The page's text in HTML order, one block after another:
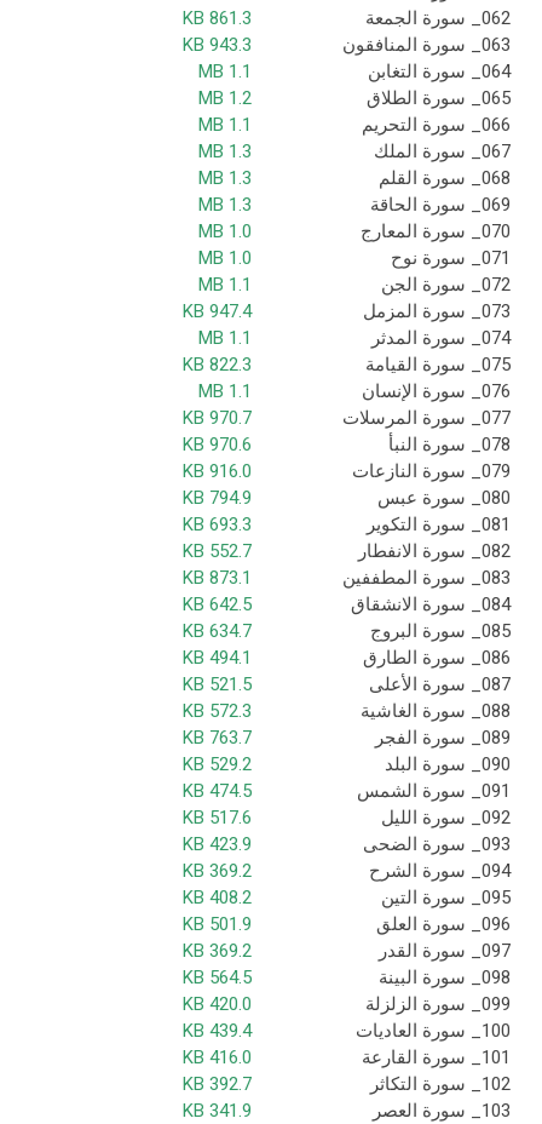
062_ سورة الجمعة
861.3 KB
063_ سورة المنافقون
943.3 KB
064_ سورة التغابن
1.1 MB
065_ سورة الطلاق
1.2 MB
066_ سورة التحريم
1.1 MB
067_ سورة الملك
1.3 MB
068_ سورة القلم
1.3 MB
069_ سورة الحاقة
1.3 MB
070_ سورة المعارج
1.0 MB
071_ سورة نوح
1.0 MB
072_ سورة الجن
1.1 MB
073_ سورة المزمل
947.4 KB
074_ سورة المدثر
1.1 MB
075_ سورة القيامة
822.3 KB
076_ سورة الإنسان
1.1 MB
077_ سورة المرسلات
970.7 KB
078_ سورة النبأ
970.6 KB
079_ سورة النازعات
916.0 KB
080_ سورة عبس
794.9 KB
081_ سورة التكوير
693.3 KB
082_ سورة الانفطار
552.7 KB
083_ سورة المطففين
873.1 KB
084_ سورة الانشقاق
642.5 KB
085_ سورة البروج
634.7 KB
086_ سورة الطارق
494.1 KB
087_ سورة الأعلى
521.5 KB
088_ سورة الغاشية
572.3 KB
089_ سورة الفجر
763.7 KB
090_ سورة البلد
529.2 KB
091_ سورة الشمس
474.5 KB
092_ سورة الليل
517.6 KB
093_ سورة الضحى
423.9 KB
094_ سورة الشرح
369.2 KB
095_ سورة التين
408.2 KB
096_ سورة العلق
501.9 KB
097_ سورة القدر
369.2 KB
098_ سورة البينة
564.5 KB
099_ سورة الزلزلة
420.0 KB
100_ سورة العاديات
439.4 KB
101_ سورة القارعة
416.0 KB
102_ سورة التكاثر
392.7 KB
103_ سورة العصر
341.9 KB